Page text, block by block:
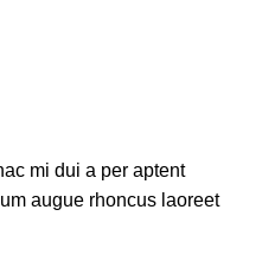
mi dui a per aptent
augue rhoncus laoreet